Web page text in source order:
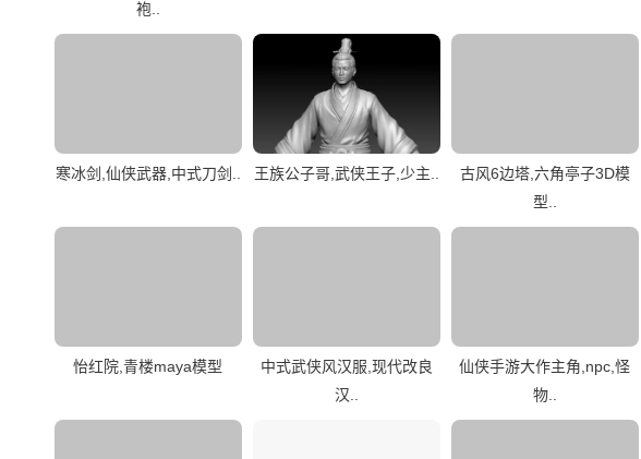
袍..
寒冰剑,仙侠武器,中式刀剑.. 王族公子哥,武侠王子,少主..
古风6边塔,六角亭子3D模
型..
怡红院,青楼maya模型
中式武侠风汉服,现代改良
汉..
仙侠手游大作主角,npc,怪
物..